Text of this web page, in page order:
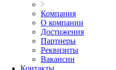
Компания
О компании
Достижения
Партнеры
Реквизиты
Вакансии
Контакты